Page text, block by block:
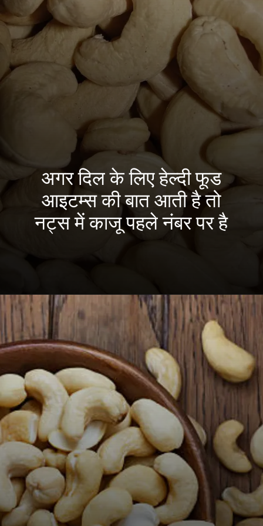
अगर दिल के लिए हेल्दी फूड
आइटम्स की बात आती है तो
नट्स में काजू पहले नंबर पर है